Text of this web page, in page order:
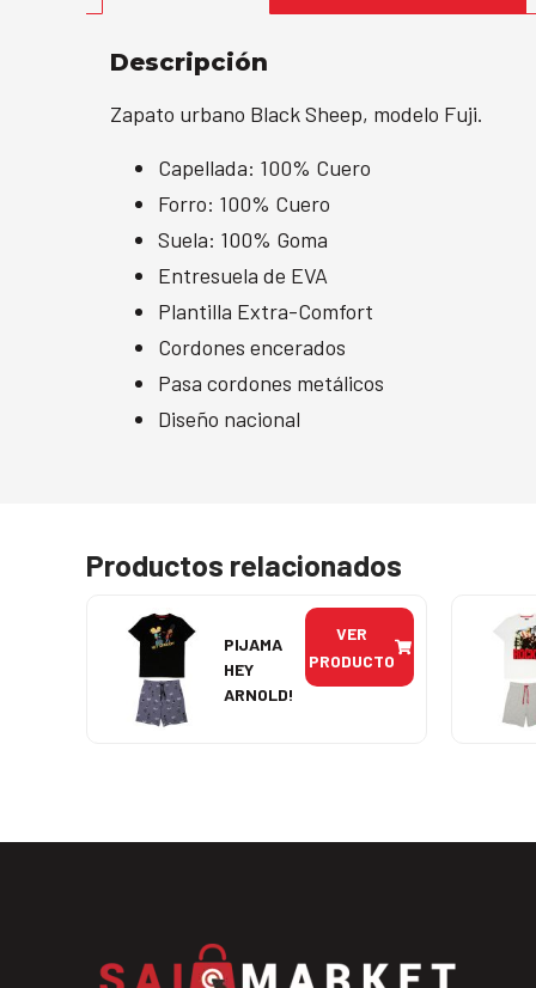
Descripción
Zapato urbano Black Sheep, modelo Fuji.
Capellada: 100% Cuero
Forro: 100% Cuero
Suela: 100% Goma
Entresuela de EVA
Plantilla Extra-Comfort
Cordones encerados
Pasa cordones metálicos
Diseño nacional
Productos relacionados
PIJAMA
HEY
ARNOLD!
VER
PRODUCTO